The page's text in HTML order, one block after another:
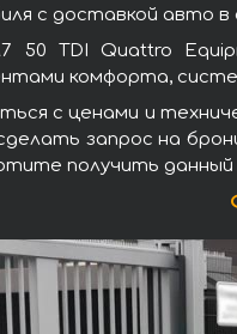
с доставкой авто в
50 TDI Quattro
комфорта,
с ценами и
запрос на
получить